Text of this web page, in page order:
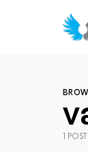
1 POST